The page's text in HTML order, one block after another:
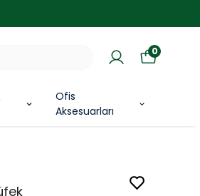
Ofis
Aksesuarları
0